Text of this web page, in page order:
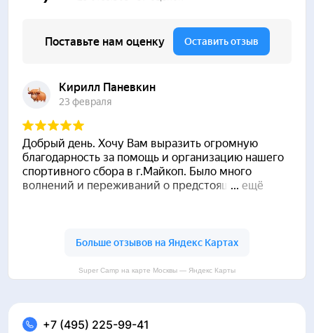
Super Camp на карте Москвы — Яндекс Карты
+7 (495) 225-99-41